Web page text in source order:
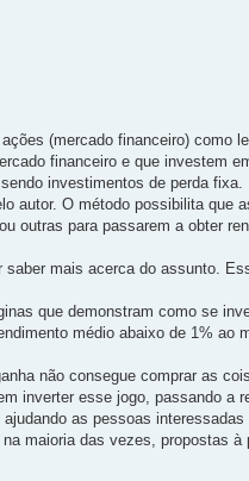
(mercado financeiro) como
financeiro e que investem
investimentos de perda fixa.
autor. O método possibilita que
outras para passarem a obter
mais acerca do assunto.
que demonstram como se
médio abaixo de 1% ao
não consegue comprar as
inverter esse jogo, passando a
as pessoas
maioria das vezes, propostas à